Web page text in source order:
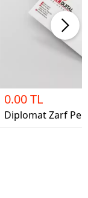
0.00 TL
Diplomat Zarf